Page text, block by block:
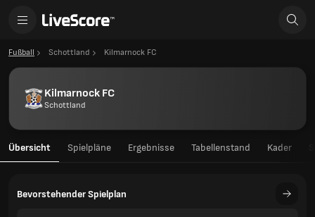
Fußball Schottland Kilmarnock FC
Kilmarnock FC
Schottland
Übersicht Spielpläne Ergebnisse Tabellenstand Kader
Bevorstehender Spielplan